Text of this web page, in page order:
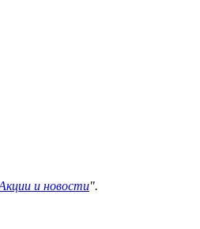
и новости".